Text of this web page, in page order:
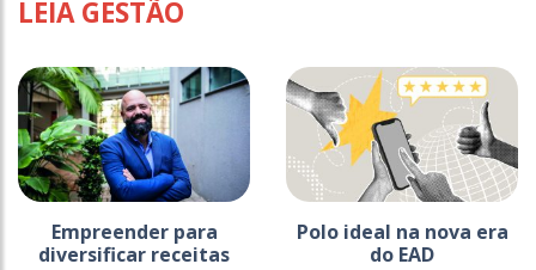
LEIA GESTÃO
Empreender para
diversificar receitas
Polo ideal na nova era
do EAD